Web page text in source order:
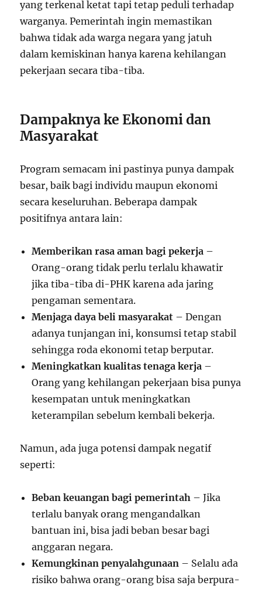
yang terkenal ketat tapi tetap peduli terhadap
warganya. Pemerintah ingin memastikan
bahwa tidak ada warga negara yang jatuh
dalam kemiskinan hanya karena kehilangan
pekerjaan secara tiba-tiba.
Dampaknya ke Ekonomi dan
Masyarakat
Program semacam ini pastinya punya dampak
besar, baik bagi individu maupun ekonomi
secara keseluruhan. Beberapa dampak
positifnya antara lain:
Memberikan rasa aman bagi pekerja –
Orang-orang tidak perlu terlalu khawatir
jika tiba-tiba di-PHK karena ada jaring
pengaman sementara.
Menjaga daya beli masyarakat – Dengan
adanya tunjangan ini, konsumsi tetap stabil
sehingga roda ekonomi tetap berputar.
Meningkatkan kualitas tenaga kerja –
Orang yang kehilangan pekerjaan bisa punya
kesempatan untuk meningkatkan
keterampilan sebelum kembali bekerja.
Namun, ada juga potensi dampak negatif
seperti:
Beban keuangan bagi pemerintah – Jika
terlalu banyak orang mengandalkan
bantuan ini, bisa jadi beban besar bagi
anggaran negara.
Kemungkinan penyalahgunaan – Selalu ada
risiko bahwa orang-orang bisa saja berpura-